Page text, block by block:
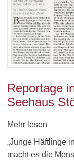
Reportage
Seehaus
Mehr lesen
„Junge Häftlinge
macht es die